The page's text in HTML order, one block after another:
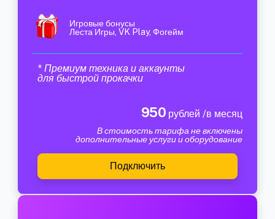
Игровые бонусы
Леста Игры, VK Play, Фогейм
* Премиум техника и аккаунты
для быстрой прокачки
950 рублей /в месяц
В стоимость тарифа не включены
дополнительные услуги и оборудование
Подключить